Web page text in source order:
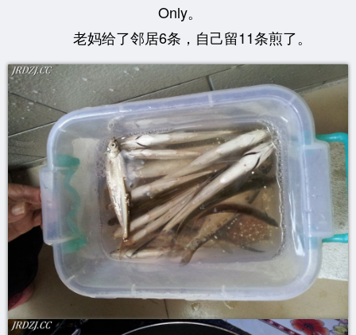
Only。
老妈给了邻居6条，自己留11条煎了。